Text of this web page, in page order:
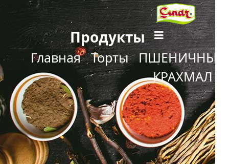
Продукты
Главная Торты ПШЕНИЧНЫЙ
КРАХМАЛ